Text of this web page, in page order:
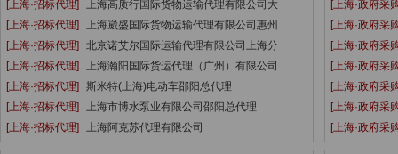
[上海·招标代理]
上海高质行国际货物运输代理有限公司大
[上海·招标代理]
上海崴盛国际货物运输代理有限公司惠州
[上海·招标代理]
北京诺艾尔国际运输代理有限公司上海分
[上海·招标代理]
上海瀚阳国际货运代理（广州）有限公司
[上海·招标代理]
斯米特(上海)电动车邵阳总代理
[上海·招标代理]
上海市博水泵业有限公司邵阳总代理
[上海·招标代理]
上海阿克苏代理有限公司
[上海·政府采
[上海·政府采
[上海·政府采
[上海·政府采
[上海·政府采
[上海·政府采
[上海·政府采